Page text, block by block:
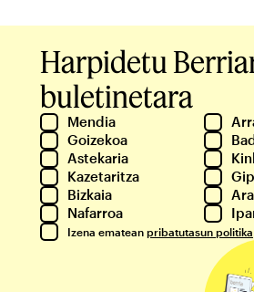
Harpidetu
buletinetara
Mendia
Goizekoa
Astekaria
Kazetaritza
Bizkaia
Nafarroa
Izena ematean pribatutasun politika